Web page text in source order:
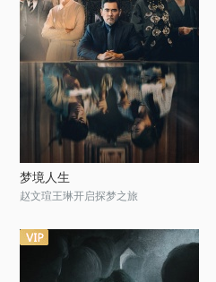
梦境人生
赵文瑄王琳开启探梦之旅